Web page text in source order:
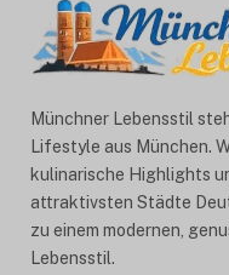
Münchner Lebensstil
Lifestyle aus München.
kulinarische Highlights
attraktivsten Städte
zu einem modernen,
Lebensstil.